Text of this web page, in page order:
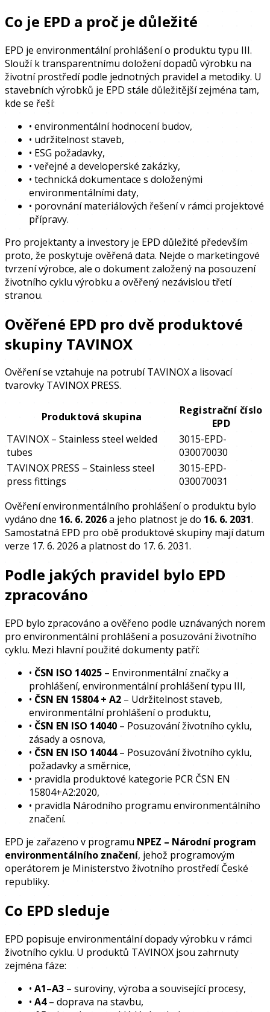
Co je EPD a proč je důležité
EPD je environmentální prohlášení o produktu typu III.
Slouží k transparentnímu doložení dopadů výrobku na
životní prostředí podle jednotných pravidel a metodiky. U
stavebních výrobků je EPD stále důležitější zejména tam,
kde se řeší:
• environmentální hodnocení budov,
• udržitelnost staveb,
• ESG požadavky,
• veřejné a developerské zakázky,
• technická dokumentace s doloženými
environmentálními daty,
• porovnání materiálových řešení v rámci projektové
přípravy.
Pro projektanty a investory je EPD důležité především
proto, že poskytuje ověřená data. Nejde o marketingové
tvrzení výrobce, ale o dokument založený na posouzení
životního cyklu výrobku a ověřený nezávislou třetí
stranou.
Ověřené EPD pro dvě produktové
skupiny TAVINOX
Ověření se vztahuje na potrubí TAVINOX a lisovací
tvarovky TAVINOX PRESS.
Produktová skupina
Registrační číslo
EPD
TAVINOX – Stainless steel welded
tubes
3015-EPD-
030070030
TAVINOX PRESS – Stainless steel
press fittings
3015-EPD-
030070031
Ověření environmentálního prohlášení o produktu bylo
vydáno dne 16. 6. 2026a jeho platnost je do 16. 6. 2031.
Samostatná EPD pro obě produktové skupiny mají datum
verze 17. 6. 2026 a platnost do 17. 6. 2031.
Podle jakých pravidel bylo EPD
zpracováno
EPD bylo zpracováno a ověřeno podle uznávaných norem
pro environmentální prohlášení a posuzování životního
cyklu. Mezi hlavní použité dokumenty patří:
• ČSN ISO 14025 – Environmentální značky a
prohlášení, environmentální prohlášení typu III,
• ČSN EN 15804 + A2 – Udržitelnost staveb,
environmentální prohlášení o produktu,
• ČSN EN ISO 14040 – Posuzování životního cyklu,
zásady a osnova,
• ČSN EN ISO 14044– Posuzování životního cyklu,
požadavky a směrnice,
• pravidla produktové kategorie PCR ČSN EN
15804+A2:2020,
• pravidla Národního programu environmentálního
značení.
EPD je zařazeno v programu NPEZ – Národní program
environmentálního značení, jehož programovým
operátorem je Ministerstvo životního prostředí České
republiky.
Co EPD sleduje
EPD popisuje environmentální dopady výrobku v rámci
životního cyklu. U produktů TAVINOX jsou zahrnuty
zejména fáze:
• A1–A3 – suroviny, výroba a související procesy,
• A4– doprava na stavbu,